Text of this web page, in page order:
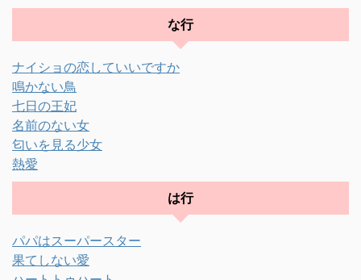
な行
ナイショの恋していいですか
鳴かない鳥
七日の王妃
名前のない女
匂いを見る少女
熱愛
は行
パパはスーパースター
果てしない愛